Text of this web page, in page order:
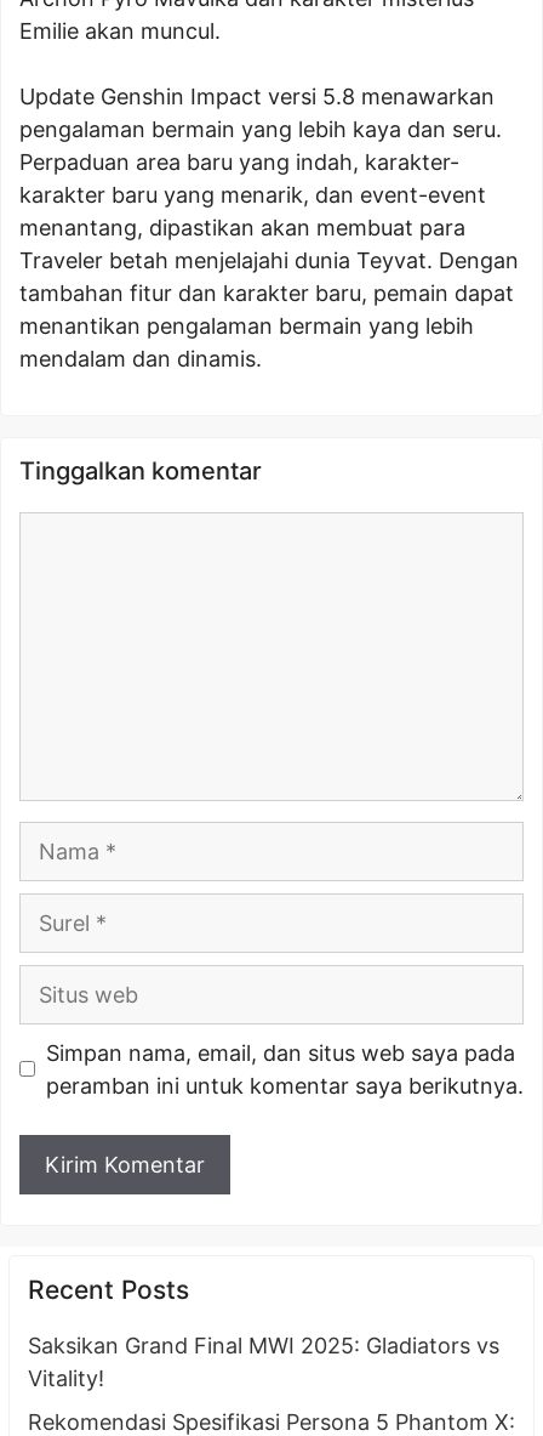
Emilie akan muncul.
Update Genshin Impact versi 5.8 menawarkan
pengalaman bermain yang lebih kaya dan seru.
Perpaduan area baru yang indah, karakter-
karakter baru yang menarik, dan event-event
menantang, dipastikan akan membuat para
Traveler betah menjelajahi dunia Teyvat. Dengan
tambahan fitur dan karakter baru, pemain dapat
menantikan pengalaman bermain yang lebih
mendalam dan dinamis.
Tinggalkan komentar
Surel
Situs
Simpan nama, email, dan situs web saya pada
peramban ini untuk komentar saya berikutnya.
Recent Posts
Saksikan Grand Final MWI 2025: Gladiators vs
Vitality!
Rekomendasi Spesifikasi Persona 5 Phantom X: